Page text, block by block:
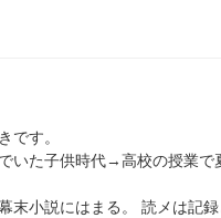
です。
いた子供時代→高校の授業で
末小説にはまる。
読メは記